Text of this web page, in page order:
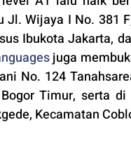
Wijaya I No. 381
Ibukota Jakarta,
juga
No. 124
Timur, serta di
Kecamatan